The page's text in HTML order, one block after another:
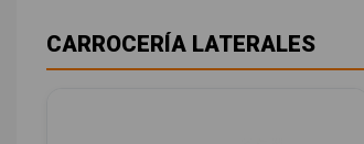
CARROCERÍA LATERALES